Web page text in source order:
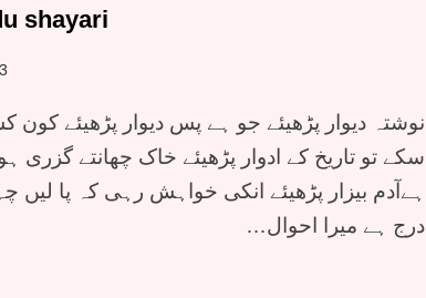
shayari
نوشتہ دیوار پڑھیئے جو ہے پس دیوار پڑھیئے
سکے تو تاریخ کے ادوار پڑھیئے خاک چھانتے
ہےآدم بیزار پڑھیئے انکی خواہش رہی کہ پا
درج ہے میرا احوال…